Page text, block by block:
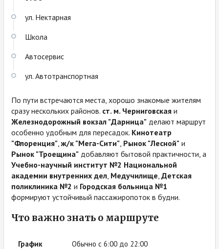
ул. Нектарная
Школа
Автосервис
ул. Автотранспортная
По пути встречаются места, хорошо знакомые жителям
сразу нескольких районов. ст. м. Черниговская и
Железнодорожный вокзал "Дарница" делают маршрут
особенно удобным для пересадок. Кинотеатр
"Флоренция",ж/к "Мега-Сити", Рынок "Лесной" и
Рынок "Троещина" добавляют бытовой практичности, а
Учебно-научный институт №2 Национальной
академии внутренних дел, Медучилище, Детская
поликлиника №2 и Городская больница №1
формируют устойчивый пассажиропоток в будни.
Что важно знать о маршруте
График
Обычно с 6:00 до 22:00